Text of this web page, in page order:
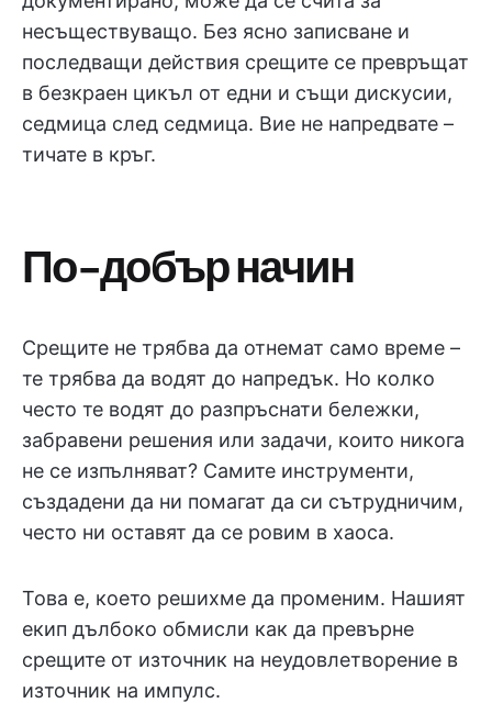
несъществуващо. Без ясно записване и
последващи действия срещите се превръщат
в безкраен цикъл от едни и същи дискусии,
седмица след седмица. Вие не напредвате –
тичате в кръг.
По-добър начин
Срещите не трябва да отнемат само време –
те трябва да водят до напредък. Но колко
често те водят до разпръснати бележки,
забравени решения или задачи, които никога
не се изпълняват? Самите инструменти,
създадени да ни помагат да си сътрудничим,
често ни оставят да се ровим в хаоса.
Това е, което решихме да променим. Нашият
екип дълбоко обмисли как да превърне
срещите от източник на неудовлетворение в
източник на импулс.